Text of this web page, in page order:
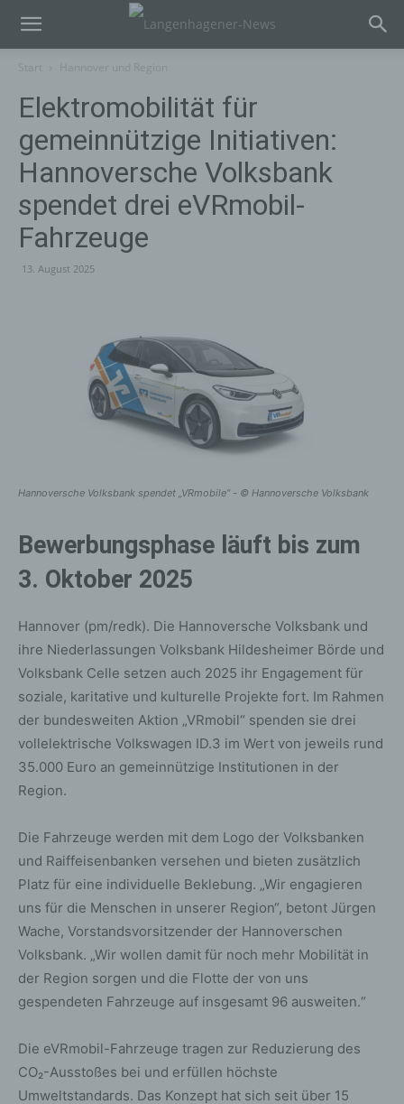
Elektromobilität für
gemeinnützige Initiativen:
Hannoversche Volksbank
spendet drei eVRmobil-
Fahrzeuge
13. August 2025
Hannoversche Volksbank spendet „VRmobile“ - © Hannoversche Volksbank
Bewerbungsphase läuft bis zum
3. Oktober 2025
Hannover (pm/redk). Die Hannoversche Volksbank und
ihre Niederlassungen Volksbank Hildesheimer Börde und
Volksbank Celle setzen auch 2025 ihr Engagement für
soziale, karitative und kulturelle Projekte fort. Im Rahmen
der bundesweiten Aktion „VRmobil“ spenden sie drei
vollelektrische Volkswagen ID.3 im Wert von jeweils rund
35.000 Euro an gemeinnützige Institutionen in der
Region.
Die Fahrzeuge werden mit dem Logo der Volksbanken
und Raiffeisenbanken versehen und bieten zusätzlich
Platz für eine individuelle Beklebung. „Wir engagieren
uns für die Menschen in unserer Region“, betont Jürgen
Wache, Vorstandsvorsitzender der Hannoverschen
Volksbank. „Wir wollen damit für noch mehr Mobilität in
der Region sorgen und die Flotte der von uns
gespendeten Fahrzeuge auf insgesamt 96 ausweiten.“
Die eVRmobil-Fahrzeuge tragen zur Reduzierung des
CO₂-Ausstoßes bei und erfüllen höchste
Umweltstandards. Das Konzept hat sich seit über 15